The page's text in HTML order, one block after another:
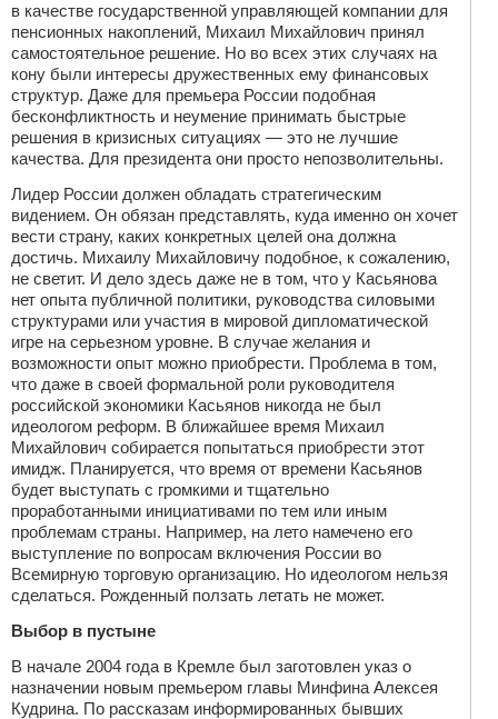
в качестве государственной управляющей компании для
пенсионных накоплений, Михаил Михайлович принял
самостоятельное решение. Но во всех этих случаях на
кону были интересы дружественных ему финансовых
структур. Даже для премьера России подобная
бесконфликтность и неумение принимать быстрые
решения в кризисных ситуациях — это не лучшие
качества. Для президента они просто непозволительны.
Лидер России должен обладать стратегическим
видением. Он обязан представлять, куда именно он хочет
вести страну, каких конкретных целей она должна
достичь. Михаилу Михайловичу подобное, к сожалению,
не светит. И дело здесь даже не в том, что у Касьянова
нет опыта публичной политики, руководства силовыми
структурами или участия в мировой дипломатической
игре на серьезном уровне. В случае желания и
возможности опыт можно приобрести. Проблема в том,
что даже в своей формальной роли руководителя
российской экономики Касьянов никогда не был
идеологом реформ. В ближайшее время Михаил
Михайлович собирается попытаться приобрести этот
имидж. Планируется, что время от времени Касьянов
будет выступать с громкими и тщательно
проработанными инициативами по тем или иным
проблемам страны. Например, на лето намечено его
выступление по вопросам включения России во
Всемирную торговую организацию. Но идеологом нельзя
сделаться. Рожденный ползать летать не может.
Выбор в пустыне
В начале 2004 года в Кремле был заготовлен указ о
назначении новым премьером главы Минфина Алексея
Кудрина. По рассказам информированных бывших